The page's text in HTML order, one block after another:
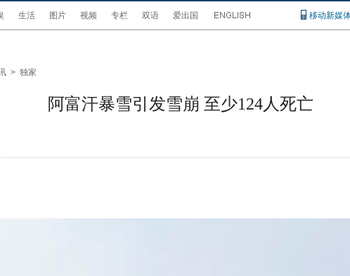
生活 图片 视频 专栏 双语 爱出国 移动新媒
> 独家
阿富汗暴雪引发雪崩 至少124人死亡